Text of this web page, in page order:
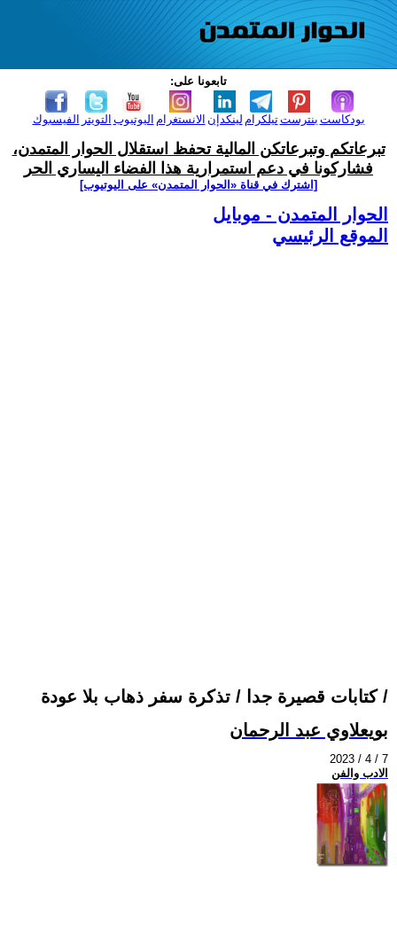
تابعونا على:
الفيسبوك التويتر اليوتيوب الانستغرام لينكدإن تيلكرامبنترست بودكاست
تبرعاتكم وتبرعاتكن المالية تحفظ استقلال الحوار المتمدن،
فشاركونا في دعم استمرارية هذا الفضاء اليساري الحر
[اشترك في قناة ‫«الحوار المتمدن» على اليوتيوب]
الحوار المتمدن - موبايل
الموقع الرئيسي
كتابات قصيرة جدا / تذكرة سفر ذهاب بلا عودة /
بويعلاوي عبد الرحمان
2023 / 4 / 7
الادب والفن